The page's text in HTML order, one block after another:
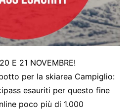
E 21 NOVEMBRE!
per la skiarea Campiglio:
esauriti per questo fine
poco più di 1.000